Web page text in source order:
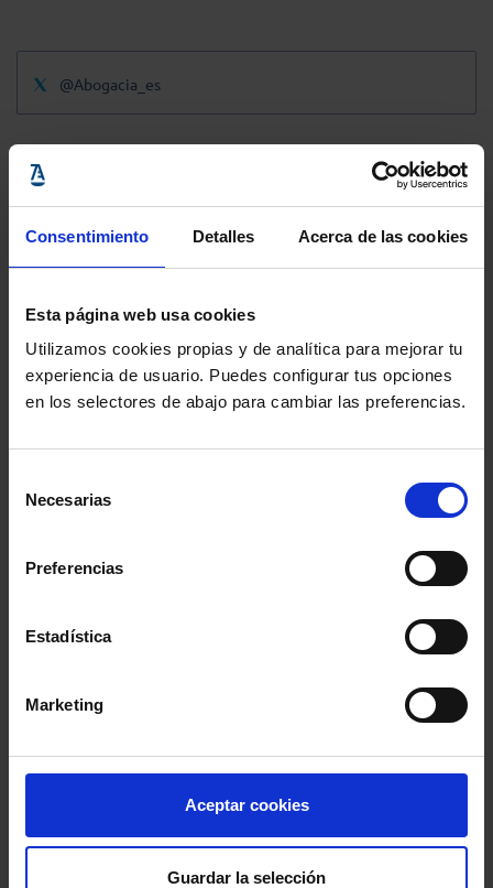
Consentimiento Detalles Acerca de las cookies
Esta página web usa cookies
Utilizamos cookies propias y de analítica para mejorar tu
experiencia de usuario. Puedes configurar tus opciones
en los selectores de abajo para cambiar las preferencias.
Necesarias
Preferencias
Estadística
Marketing
Aceptar cookies
Guardar la selección
@Abogacia_es